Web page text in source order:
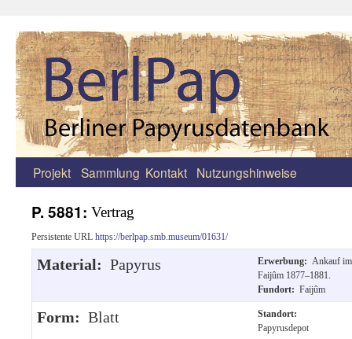
Zum
springen
Projekt Sammlung Kontakt Nutzungshinweise
P. 5881: Vertrag
Persistente URL https://berlpap.smb.museum/01631/
Material: Papyrus Erwerbung: Ankauf im
Faijûm 1877–1881.
Fundort: Faijûm
Form: Blatt
Standort:
Papyrusdepot